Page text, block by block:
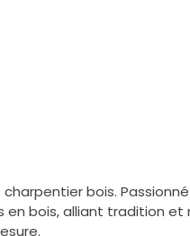
charpentier bois.
bois, alliant tradition et